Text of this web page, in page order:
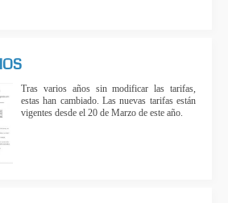
Tras varios años sin modificar las tarifas,
estas han cambiado. Las nuevas tarifas están
vigentes desde el 20 de Marzo de este año.